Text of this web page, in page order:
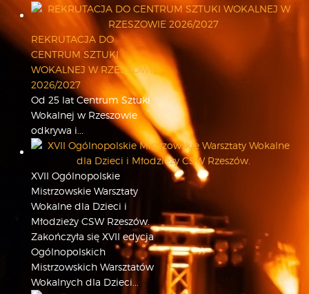
REKRUTACJA DO
CENTRUM SZTUKI
WOKALNEJ W RZESZOWIE
2026/2027
Od 25 lat Centrum Sztuki
Wokalnej w Rzeszowie
odkrywa i...
XVII Ogólnopolskie
Mistrzowskie Warsztaty
Wokalne dla Dzieci i
Młodzieży CSW Rzeszów.
Zakończyła się XVII edycja
Ogólnopolskich
Mistrzowskich Warsztatów
Wokalnych dla Dzieci...